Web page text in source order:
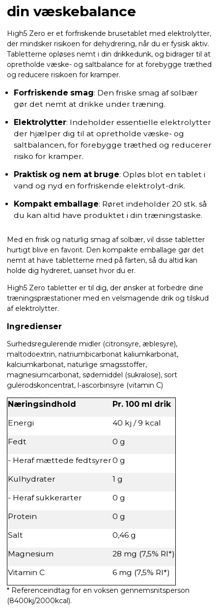
din væskebalance
High5 Zero er et forfriskende brusetablet med elektrolytter,
der mindsker risikoen for dehydrering, når du er fysisk aktiv.
Tabletterne opløses nemt i din drikkedunk, og bidrager til at
opretholde væske- og saltbalance for at forebygge træthed
og reducere risikoen for kramper.
Forfriskende smag: Den friske smag af solbær
gør det nemt at drikke under træning.
Elektrolytter: Indeholder essentielle elektrolytter
der hjælper dig til at opretholde væske- og
saltbalancen, for forebygge træthed og reducerer
risiko for kramper.
Praktisk og nem at bruge: Opløs blot en tablet i
vand og nyd en forfriskende elektrolyt-drik.
Kompakt emballage: Røret indeholder 20 stk. så
du kan altid have produktet i din træningstaske.
Med en frisk og naturlig smag af solbær, vil disse tabletter
hurtigt blive en favorit. Den kompakte emballage gør det
nemt at have tabletterne med på farten, så du altid kan
holde dig hydreret, uanset hvor du er.
High5 Zero tabletter er til dig, der ønsker at forbedre dine
træningspræstationer med en velsmagende drik og tilskud
af elektrolytter.
Ingredienser
Surhedsregulerende midler (citronsyre, æblesyre),
maltodoextrin, natriumbicarbonat kaliumkarbonat,
kalciumkarbonat, naturlige smagsstoffer,
magnesiumcarbonat, sødemiddel (sukralose), sort
gulerodskoncentrat, l-ascorbinsyre (vitamin C)
Næringsindhold
Pr. 100 ml drik
Energi
40 kj / 9 kcal
Fedt
0 g
- Heraf mættede fedtsyrer0 g
Kulhydrater
1 g
- Heraf sukkerarter
0 g
Protein
0 g
Salt
0,46 g
Magnesium
28 mg (7,5% RI*)
Vitamin C
6 mg (7,5% RI*)
* Referenceindtag for en voksen gennemsnitsperson
(8400kj/2000kcal).